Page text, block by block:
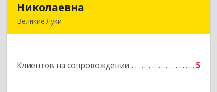
Николаевна
Великие Луки
Клиентов на сопровождении 5